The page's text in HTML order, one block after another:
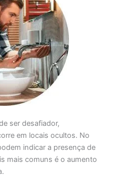
ser desafiador,
em locais ocultos. No
indicar a presença de
mais comuns é o aumento